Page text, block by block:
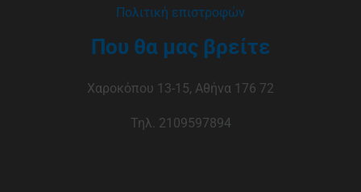
Πολιτική επιστροφών
Που θα μας βρείτε
Χαροκόπου 13-15, Αθήνα 176 72
Τηλ. 2109597894